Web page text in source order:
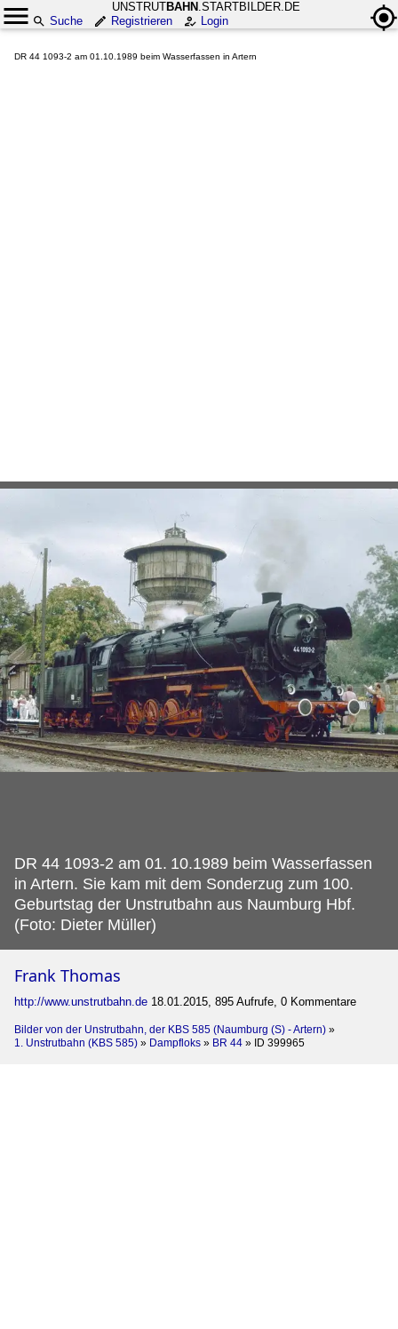
UNSTRUTBAHN .STARTBILDER.DE
Suche
Registrieren Login
DR 44 1093-2 am 01.10.1989 beim Wasserfassen in Artern
DR 44 1093-2 am 01. 10.1989 beim Wasserfassen
in Artern. Sie kam mit dem Sonderzug zum 100.
Geburtstag der Unstrutbahn aus Naumburg Hbf.
(Foto: Dieter Müller)
Frank Thomas
http://www.unstrutbahn.de 18.01.2015, 895 Aufrufe, 0 Kommentare
Bilder von der Unstrutbahn, der KBS 585 (Naumburg (S) - Artern) »
1. Unstrutbahn (KBS 585) » Dampfloks » BR 44 » ID 399965